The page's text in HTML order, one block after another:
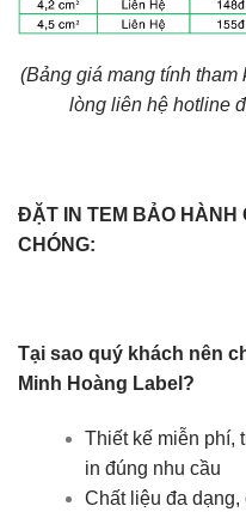
(Bảng giá mang tính
lòng liên hệ hotline
ĐẶT IN TEM BẢO HÀNH
CHÓNG:
Tại sao quý khách nên
Minh Hoàng Label?
Thiết kế miễn phí,
in đúng nhu cầu
Chất liệu đa